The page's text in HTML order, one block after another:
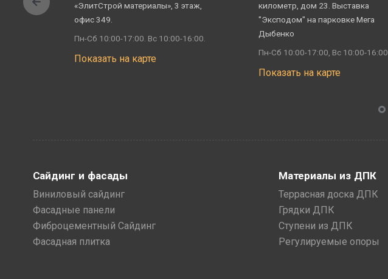
«ЭлитСтрой материалы», 3 этаж,
офис 349.
Пн-Сб 10:00-17:00. Вс 10:00-16:00.
Показать на карте
километр, дом 23. Выставка
"Эксподом" на парковке Мега
Дыбенко
Пн-Сб 10:00-17:00, Вс 10:00-16:00
Показать на карте
Сайдинг и фасады
Виниловый сайдинг
Фасадные панели
Фиброцементный Сайдинг
Фасадная плитка
Материалы из ДПК
Террасная доска ДПК
Грядки ДПК
Ступени из ДПК
Регулируемые опоры